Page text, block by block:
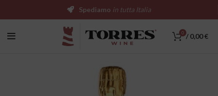
0 / 0,00€
Spediamo in tutta Italia